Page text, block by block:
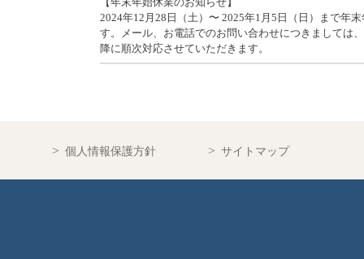
2024年12月28日（土）〜 2025年1月5日（日）まで年
す。メール、お電話でのお問い合わせにつきましては
降に順次対応させていただきます。
個人情報保護方針 サイトマップ